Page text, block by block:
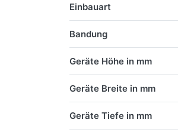
Einbauart
Bandung
Geräte Höhe in mm
Geräte Breite in mm
Geräte Tiefe in mm